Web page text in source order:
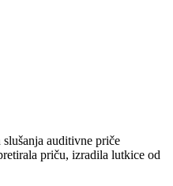
auditivne priče
priču, izradila lutkice od